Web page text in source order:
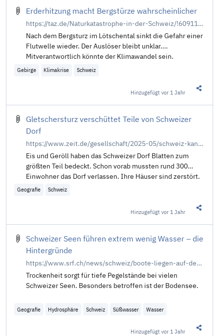
Erderhitzung macht Bergstürze wahrscheinlicher
https://taz.de/Naturkatastrophe-in-der-Schweiz/!6091109/
Nach dem Bergsturz im Lötschental sinkt die Gefahr einer
Flutwelle wieder. Der Auslöser bleibt unklar.
Mitverantwortlich könnte der Klimawandel sein.
Gebirge Klimakrise Schweiz
Hinzugefügtvor 1 Jahr
Gletschersturz verschüttet Teile von Schweizer
Dorf
https://www.zeit.de/gesellschaft/2025-05/schweiz-kanton-wallis-gletscher-sturz-blatten
Eis und Geröll haben das Schweizer Dorf Blatten zum
größten Teil bedeckt. Schon vorab mussten rund 300
Einwohner das Dorf verlassen. Ihre Häuser sind zerstört.
Geografie Schweiz
Hinzugefügtvor 1 Jahr
Schweizer Seen führen extrem wenig Wasser – die
Hintergründe
https://www.srf.ch/news/schweiz/boote-liegen-auf-dem-trockenen-schweizer-seen-fuehren-extrem-wenig-wasser-die-hintergruende
Trockenheit sorgt für tiefe Pegelstände bei vielen
Schweizer Seen. Besonders betroffen ist der Bodensee.
Geografie Hydrosphäre Schweiz Süßwasser Wasser
Hinzugefügtvor 1 Jahr